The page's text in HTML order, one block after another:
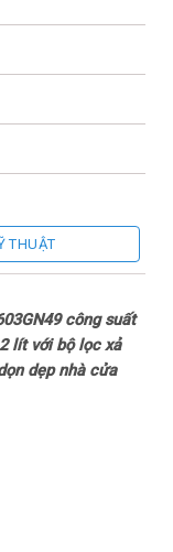
THUẬT
công suất
lít với bộ lọc xả
dẹp nhà cửa
thẩm mỹ cho